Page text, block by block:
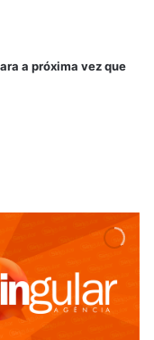
a próxima vez que